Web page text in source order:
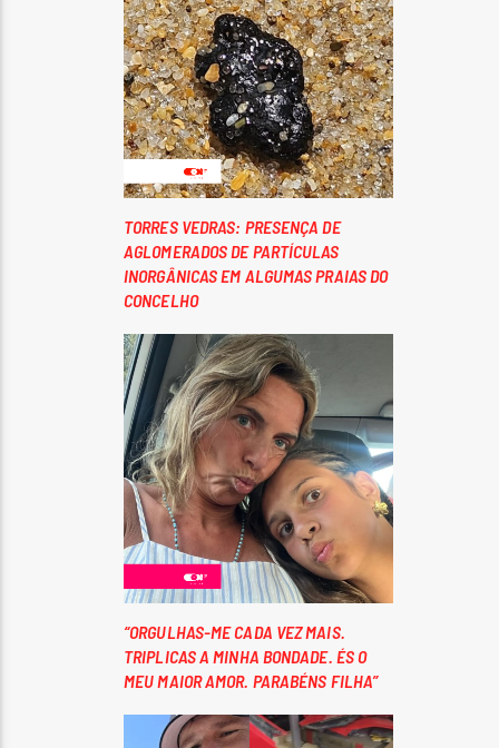
TORRES VEDRAS: PRESENÇA DE
AGLOMERADOS DE PARTÍCULAS
INORGÂNICAS EM ALGUMAS PRAIAS DO
CONCELHO
“ORGULHAS-ME CADA VEZ MAIS.
TRIPLICAS A MINHA BONDADE. ÉS O
MEU MAIOR AMOR. PARABÉNS FILHA”